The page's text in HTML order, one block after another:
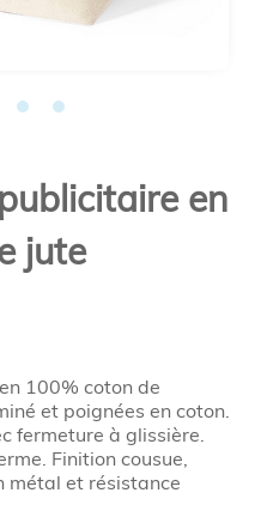
en
jute
100% coton de
et poignées en coton.
fermeture à glissière.
Finition cousue,
métal et résistance